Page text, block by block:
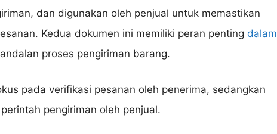
dan digunakan oleh penjual untuk memastikan
Kedua dokumen ini memiliki peran penting dalam
proses pengiriman barang.
pada verifikasi pesanan oleh penerima, sedangkan
pengiriman oleh penjual.